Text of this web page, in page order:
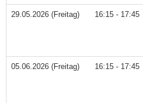
29.05.2026 (Freitag) 16:15 - 17:45
05.06.2026 (Freitag) 16:15 - 17:45